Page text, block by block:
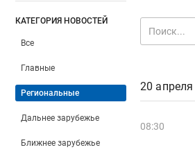
КАТЕГОРИЯ НОВОСТЕЙ
Все
Главные
Региональные
Дальнее зарубежье
Ближнее зарубежье
20 апреля
08:30